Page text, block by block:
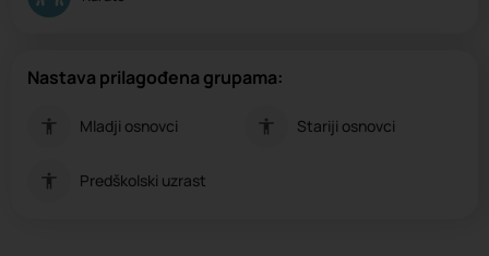
Nastava prilagođena grupama:
Mladji osnovci Stariji osnovci
Predškolski uzrast